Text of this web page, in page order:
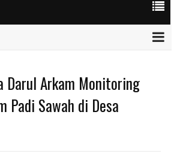
Darul Arkam Monitoring
Padi Sawah di Desa